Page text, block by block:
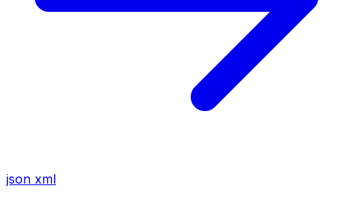
json xml